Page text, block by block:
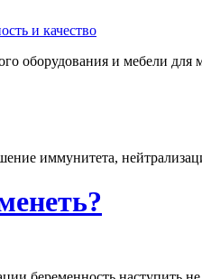
оборудования и мебели
иммунитета,